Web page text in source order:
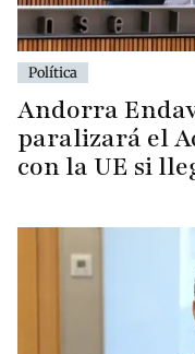
Política
Andorra
paralizará el
con la UE si